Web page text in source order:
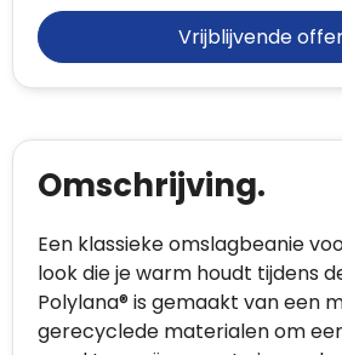
Vrijblijvende
Omschrijving.
Een klassieke omslagbeanie
look die je warm houdt tijdens
Polylana® is gemaakt van een
gerecyclede materialen om